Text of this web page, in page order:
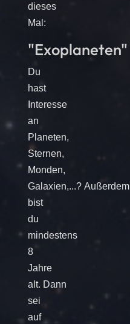
dieses
Mal:
"Exoplaneten"
Du
hast
Interesse
an
Planeten,
Sternen,
Monden,
Galaxien,...? Außerdem
bist
du
mindestens
8
Jahre
alt. Dann
sei
auf